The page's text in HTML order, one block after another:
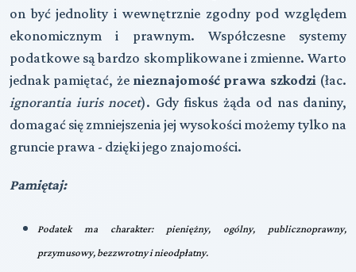
on być jednolity i wewnętrznie zgodny pod względem
ekonomicznym i prawnym. Współczesne systemy
podatkowe są bardzo skomplikowane i zmienne. Warto
jednak pamiętać, że nieznajomość prawa szkodzi (łac.
ignorantia iuris nocet). Gdy fiskus żąda od nas daniny,
domagać się zmniejszenia jej wysokości możemy tylko na
gruncie prawa - dzięki jego znajomości.
Pamiętaj:
Podatek ma charakter: pieniężny, ogólny, publicznoprawny,
przymusowy, bezzwrotny i nieodpłatny.